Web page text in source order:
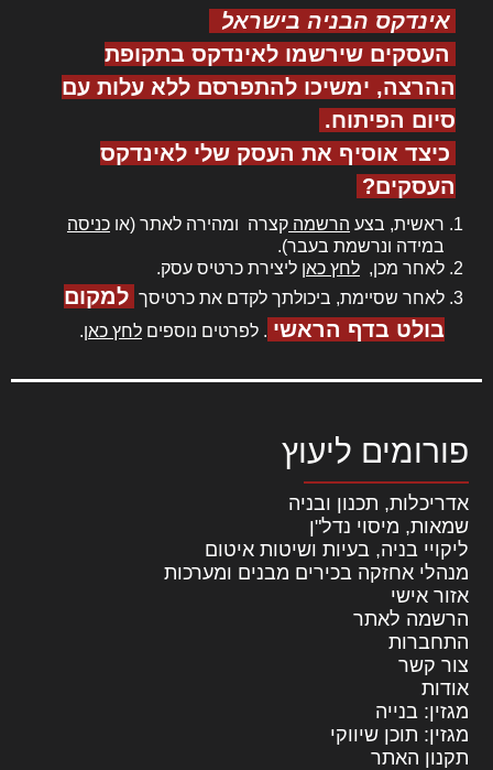
אינדקס הבניה בישראל
העסקים שירשמו לאינדקס בתקופת
ההרצה, ימשיכו להתפרסם ללא עלות עם
סיום הפיתוח.
כיצד אוסיף את העסק שלי לאינדקס
העסקים?
ראשית, בצע הרשמה קצרה ומהירה לאתר (או כניסה
במידה ונרשמת בעבר).
לאחר מכן, לחץ כאן ליצירת כרטיס עסק.
לאחר שסיימת, ביכולתך לקדם את כרטיסך למקום
בולט בדף הראשי . לפרטים נוספים לחץ כאן.
פורומים ליעוץ
אדריכלות, תכנון ובניה
שמאות, מיסוי נדל"ן
ליקויי בניה, בעיות ושיטות איטום
מנהלי אחזקה בכירים מבנים ומערכות
אזור אישי
הרשמה לאתר
התחברות
צור קשר
אודות
מגזין: בנייה
מגזין: תוכן שיווקי
תקנון האתר